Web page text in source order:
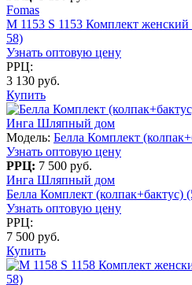
Fomas
M 1153 S 1153 Комплект
58)
Узнать оптовую цену
РРЦ:
3 130 руб.
Купить
Инга Шляпный дом
Модель: Белла Комплект
Узнать оптовую цену
РРЦ: 7 500 руб.
Инга Шляпный дом
Белла Комплект (колпак+бактус)
Узнать оптовую цену
РРЦ:
7 500 руб.
Купить